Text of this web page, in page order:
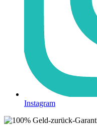
Instagram